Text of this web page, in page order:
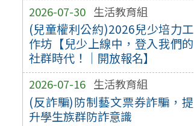
2026-07-30 生活教育組
(兒童權利公約)2026兒少培力工
作坊【兒少上線中，登入我們的
社群時代！｜開放報名】
2026-07-16 生活教育組
(反詐騙)防制藝文票券詐騙，提
升學生族群防詐意識